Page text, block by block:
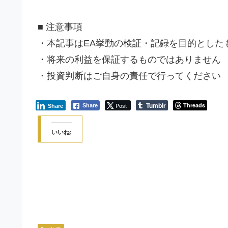
■ 注意事項
・本記事はEA挙動の検証・記録を目的とした
・将来の利益を保証するものではありません
・投資判断はご自身の責任で行ってください
Share Post
Share Tumblr Threads
いいね: